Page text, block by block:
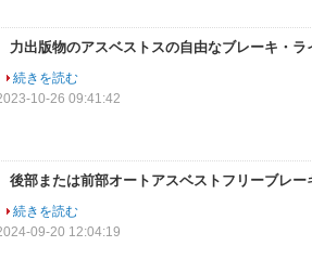
力出版物のアスベストスの自由なブレーキ・ラ
続きを読む
10-26 09:41:42
後部または前部オートアスベストフリーブレ
続きを読む
09-20 12:04:19